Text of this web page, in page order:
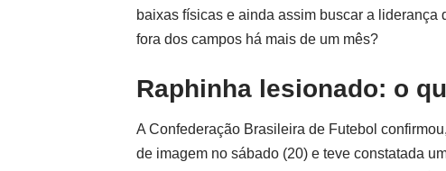
baixas físicas e ainda assim buscar a liderança
fora dos campos há mais de um mês?
Raphinha lesionado: o
A Confederação Brasileira de Futebol
de imagem no sábado (20) e teve constatada